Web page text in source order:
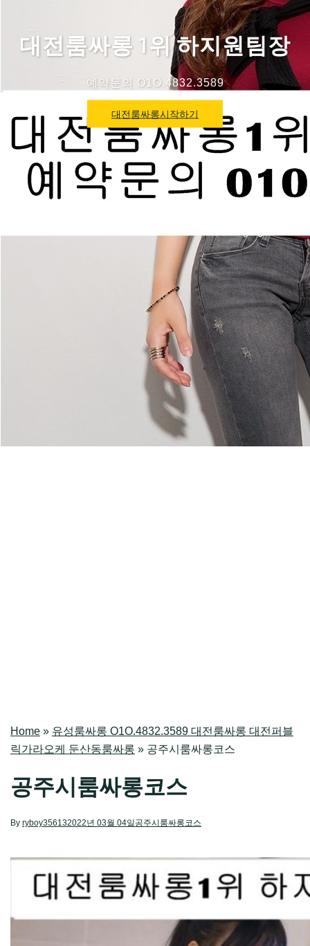
대전룸싸롱 1위 하지원팀장
예약문의 O1O.4832.3589
대전룸싸롱시작하기
Home » 유성룸싸롱 O1O.4832.3589 대전룸싸롱 대전퍼블
릭가라오케 둔산동룸싸롱 » 공주시룸싸롱코스
공주시룸싸롱코스
By ryboy356132022년 03월 04일 공주시룸싸롱코스